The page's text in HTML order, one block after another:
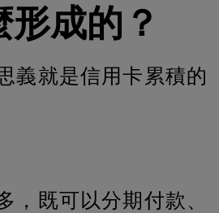
成的？
義就是信用卡累積的
，既可以分期付款、